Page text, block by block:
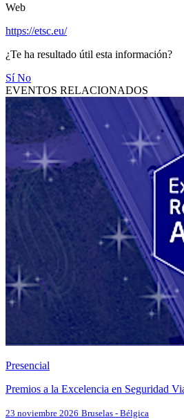
Web
https://etsc.eu/
¿Te ha resultado útil esta información?
SíNo
EVENTOS RELACIONADOS
Presencial
Premios a la Excelencia en Seguridad
23 noviembre 2026 Bruselas - Bélgica